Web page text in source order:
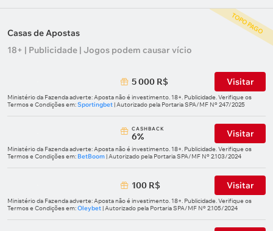
TOPO PAGO
Casas de Apostas
18+ | Publicidade | Jogos podem causar vício
5 000 R$ Visitar
Ministério da Fazenda adverte: Aposta não é investimento. 18+. Publicidade. Verifique os
Termos e Condições em:Sportingbet| Autorizado pela Portaria SPA/MF Nº 247/2025
СASHBACK
6% Visitar
Ministério da Fazenda adverte: Aposta não é investimento. 18+. Publicidade. Verifique os
Termos e Condições em: BetBoom| Autorizado pela Portaria SPA/MF Nº 2.103/2024
100 R$ Visitar
Ministério da Fazenda adverte: Aposta não é investimento. 18+. Publicidade. Verifique os
Termos e Condições em:Oleybet| Autorizado pela Portaria SPA/MF Nº 2.105/2024